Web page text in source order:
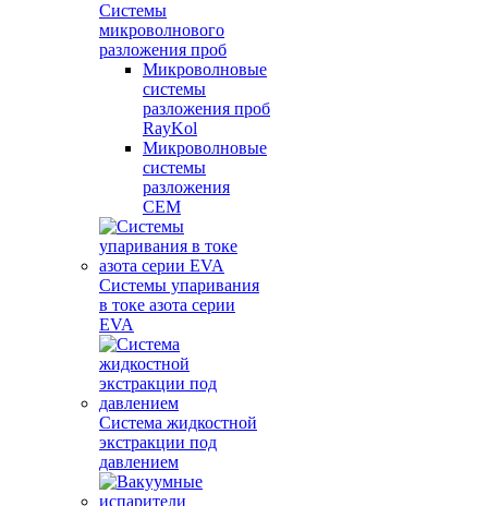
Системы
микроволнового
разложения проб
Микроволновые
системы
разложения проб
RayKol
Микроволновые
системы
разложения
CEM
Системы упаривания
в токе азота серии
EVA
Система жидкостной
экстракции под
давлением